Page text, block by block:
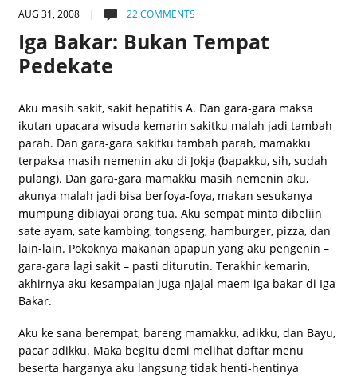
AUG 31, 2008 | 22 COMMENTS
Iga Bakar: Bukan Tempat
Pedekate
Aku masih sakit, sakit hepatitis A. Dan gara-gara maksa
ikutan upacara wisuda kemarin sakitku malah jadi tambah
parah. Dan gara-gara sakitku tambah parah, mamakku
terpaksa masih nemenin aku di Jokja (bapakku, sih, sudah
pulang). Dan gara-gara mamakku masih nemenin aku,
akunya malah jadi bisa berfoya-foya, makan sesukanya
mumpung dibiayai orang tua. Aku sempat minta dibeliin
sate ayam, sate kambing, tongseng, hamburger, pizza, dan
lain-lain. Pokoknya makanan apapun yang aku pengenin –
gara-gara lagi sakit – pasti diturutin. Terakhir kemarin,
akhirnya aku kesampaian juga njajal maem iga bakar di Iga
Bakar.
Aku ke sana berempat, bareng mamakku, adikku, dan Bayu,
pacar adikku. Maka begitu demi melihat daftar menu
beserta harganya aku langsung tidak henti-hentinya